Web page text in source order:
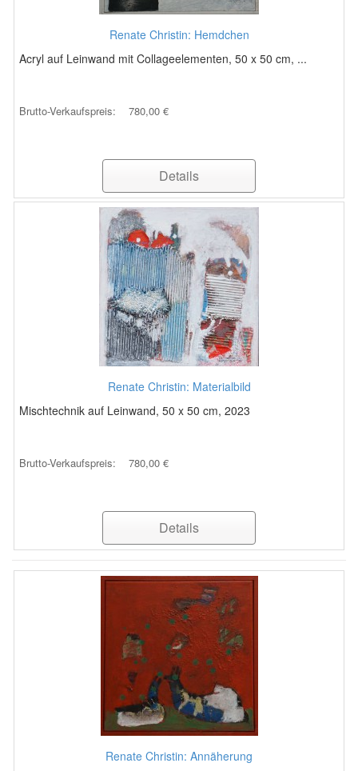
Renate Christin: Hemdchen
Acryl auf Leinwand mit Collageelementen, 50 x 50 cm, ...
Brutto-Verkaufspreis: 780,00 €
Details
Renate Christin: Materialbild
Mischtechnik auf Leinwand, 50 x 50 cm, 2023
Brutto-Verkaufspreis: 780,00 €
Details
Renate Christin: Annäherung